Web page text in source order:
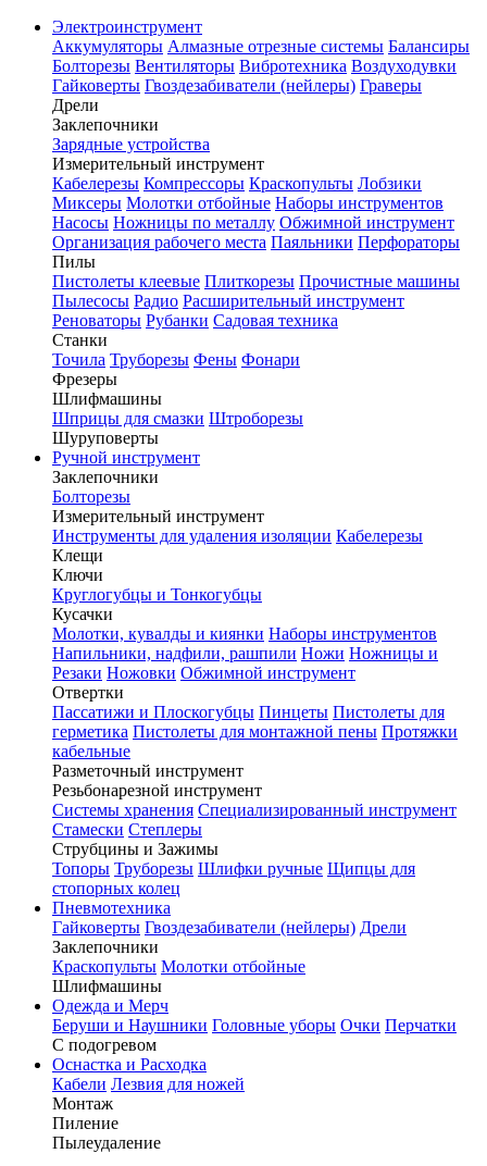
Электроинструмент
Аккумуляторы Алмазные отрезные системы Балансиры
Болторезы Вентиляторы Вибротехника Воздуходувки
Гайковерты Гвоздезабиватели (нейлеры) Граверы
Дрели
Заклепочники
Зарядные устройства
Измерительный инструмент
Кабелерезы Компрессоры Краскопульты Лобзики
Миксеры Молотки отбойные Наборы инструментов
Насосы Ножницы по металлу Обжимной инструмент
Организация рабочего места Паяльники Перфораторы
Пилы
Пистолеты клеевые Плиткорезы Прочистные машины
Пылесосы Радио Расширительный инструмент
Реноваторы Рубанки Садовая техника
Станки
Точила Труборезы Фены Фонари
Фрезеры
Шлифмашины
Шприцы для смазки Штроборезы
Шуруповерты
Ручной инструмент
Заклепочники
Болторезы
Измерительный инструмент
Инструменты для удаления изоляции Кабелерезы
Клещи
Ключи
Круглогубцы и Тонкогубцы
Кусачки
Молотки, кувалды и киянки Наборы инструментов
Напильники, надфили, рашпили Ножи Ножницы и
Резаки Ножовки Обжимной инструмент
Отвертки
Пассатижи и Плоскогубцы Пинцеты Пистолеты для
герметика Пистолеты для монтажной пены Протяжки
кабельные
Разметочный инструмент
Резьбонарезной инструмент
Системы хранения Специализированный инструмент
Стамески Степлеры
Струбцины и Зажимы
Топоры Труборезы Шлифки ручные Щипцы для
стопорных колец
Пневмотехника
Гайковерты Гвоздезабиватели (нейлеры) Дрели
Заклепочники
Краскопульты Молотки отбойные
Шлифмашины
Одежда и Мерч
Беруши и Наушники Головные уборы Очки Перчатки
С подогревом
Оснастка и Расходка
Кабели Лезвия для ножей
Монтаж
Пиление
Пылеудаление